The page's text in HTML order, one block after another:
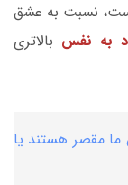
نسبت به عشق
به نفس بالاتری
ما مقصر هستند یا